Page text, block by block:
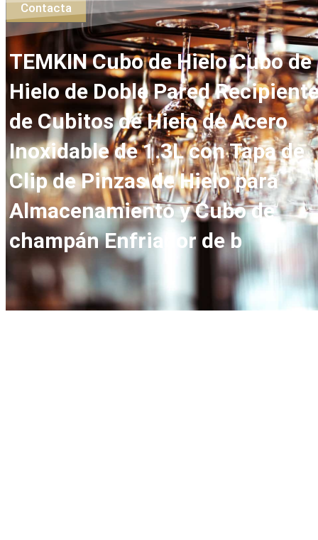
Contacta
TEMKIN Cubo de Hielo Cubo de
Hielo de Doble Pared
de Cubitos de Hielo de Acero
Inoxidable de 1.3L con Tapa de
Clip de Pinzas de Hielo para
Almacenamiento y Cubo de
champán Enfriador de b